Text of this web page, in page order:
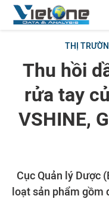
THỊ
Thu hồi
rửa tay
VSHINE,
Cục Quản lý Dược
loạt sản phẩm gồm